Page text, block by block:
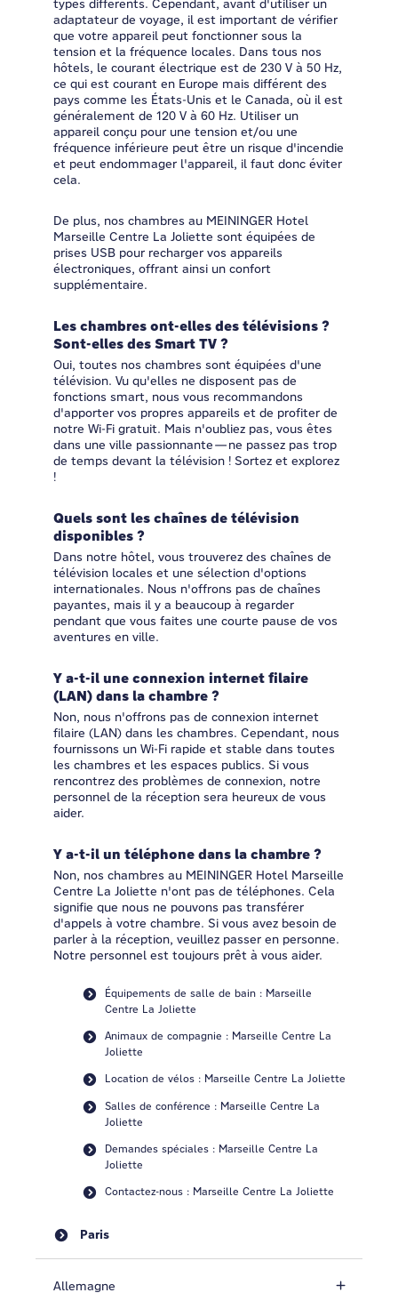
types différents. Cependant, avant d'utiliser un
adaptateur de voyage, il est important de vérifier
que votre appareil peut fonctionner sous la
tension et la fréquence locales. Dans tous nos
hôtels, le courant électrique est de 230 V à 50 Hz,
ce qui est courant en Europe mais différent des
pays comme les États-Unis et le Canada, où il est
généralement de 120 V à 60 Hz. Utiliser un
appareil conçu pour une tension et/ou une
fréquence inférieure peut être un risque d'incendie
et peut endommager l'appareil, il faut donc éviter
cela.
De plus, nos chambres au MEININGER Hotel
Marseille Centre La Joliette sont équipées de
prises USB pour recharger vos appareils
électroniques, offrant ainsi un confort
supplémentaire.
Les chambres ont-elles des télévisions ?
Sont-elles des Smart TV ?
Oui, toutes nos chambres sont équipées d'une
télévision. Vu qu'elles ne disposent pas de
fonctions smart, nous vous recommandons
d'apporter vos propres appareils et de profiter de
notre Wi-Fi gratuit. Mais n'oubliez pas, vous êtes
dans une ville passionnante—ne passez pas trop
de temps devant la télévision ! Sortez et explorez
!
Quels sont les chaînes de télévision
disponibles ?
Dans notre hôtel, vous trouverez des chaînes de
télévision locales et une sélection d'options
internationales. Nous n'offrons pas de chaînes
payantes, mais il y a beaucoup à regarder
pendant que vous faites une courte pause de vos
aventures en ville.
Y a-t-il une connexion internet filaire
(LAN) dans la chambre ?
Non, nous n'offrons pas de connexion internet
filaire (LAN) dans les chambres. Cependant, nous
fournissons un Wi-Fi rapide et stable dans toutes
les chambres et les espaces publics. Si vous
rencontrez des problèmes de connexion, notre
personnel de la réception sera heureux de vous
aider.
Y a-t-il un téléphone dans la chambre ?
Non, nos chambres au MEININGER Hotel Marseille
Centre La Joliette n'ont pas de téléphones. Cela
signifie que nous ne pouvons pas transférer
d'appels à votre chambre. Si vous avez besoin de
parler à la réception, veuillez passer en personne.
Notre personnel est toujours prêt à vous aider.
Équipements de salle de bain : Marseille
Centre La Joliette
Animaux de compagnie : Marseille Centre La
Joliette
Location de vélos : Marseille Centre La Joliette
Salles de conférence : Marseille Centre La
Joliette
Demandes spéciales : Marseille Centre La
Joliette
Contactez-nous : Marseille Centre La Joliette
Paris
Allemagne